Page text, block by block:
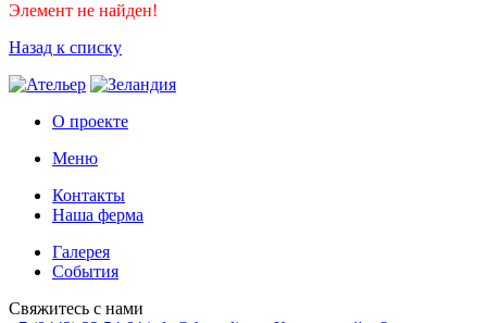
Элемент не найден!
Назад к списку
О проекте
Меню
Контакты
Наша ферма
Галерея
События
Свяжитесь с нами